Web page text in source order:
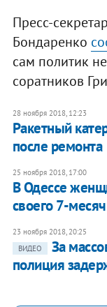
Пресс-
Бондаренко
сам политик
соратников
28 ноября 2018, 12:23
​Ракетный
после ремонта
25 ноября 2018, 17:00
В Одессе
своего 7-
23 ноября 2018, 20:25
ВИДЕО
За
полиция